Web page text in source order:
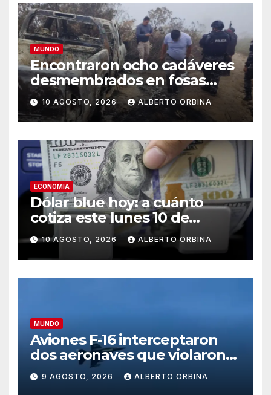
MUNDO
Encontraron ocho cadáveres
desmembrados en fosas
clandestinas dentro de una
mina ilegal en Ecuador
10 AGOSTO, 2026 ALBERTO ORBINA
ECONOMIA
Dólar blue hoy: a cuánto
cotiza este lunes 10 de
agosto
10 AGOSTO, 2026 ALBERTO ORBINA
MUNDO
Aviones F-16 interceptaron
dos aeronaves que violaron
el espacio aéreo del club
donde estaba Donald Trump
9 AGOSTO, 2026 ALBERTO ORBINA